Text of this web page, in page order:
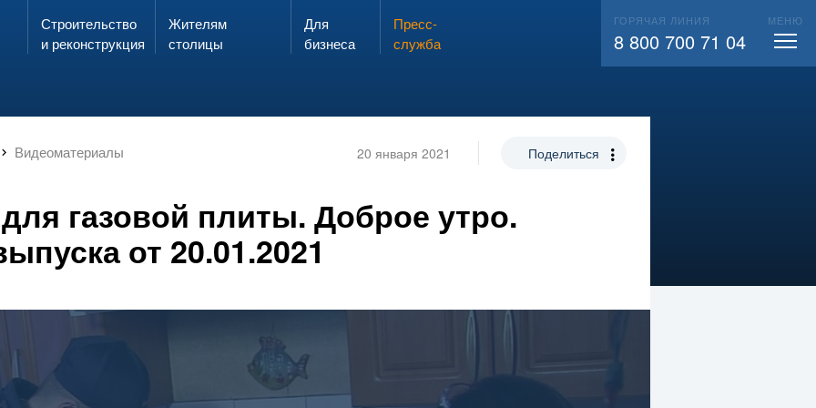
Запах газа?
ЗВОНИ 104 ВЫЗВАТЬ СЛЕСАРЯ
Строительство
и реконструкция
Жителям
столицы
Для
бизнеса
Пресс-
служба
ГОРЯЧАЯ ЛИНИЯ
8 800 700 71 04
МЕНЮ
Видеоматериалы 20 января 2021 Поделиться
газовой плиты. Доброе утро.
от 20.01.2021